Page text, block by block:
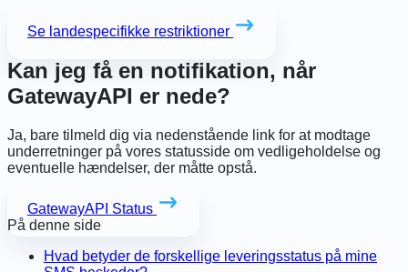
Se landespecifikke restriktioner
Kan jeg få en notifikation, når
GatewayAPI er nede?
Ja, bare tilmeld dig via nedenstående link for at modtage
underretninger på vores statusside om vedligeholdelse og
eventuelle hændelser, der måtte opstå.
GatewayAPI Status
På denne side
Hvad betyder de forskellige leveringsstatus på mine